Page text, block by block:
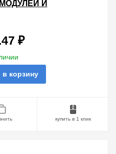
И
₽
корзину
купить в 1 клик